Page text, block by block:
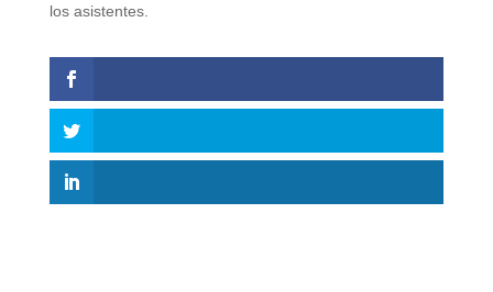
los asistentes.